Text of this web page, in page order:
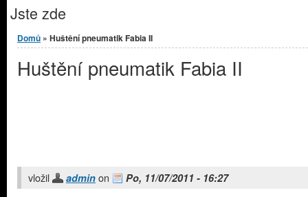
Jste zde
Domů » Huštění pneumatik Fabia II
Huštění pneumatik Fabia II
vložil admin on Po, 11/07/2011 - 16:27